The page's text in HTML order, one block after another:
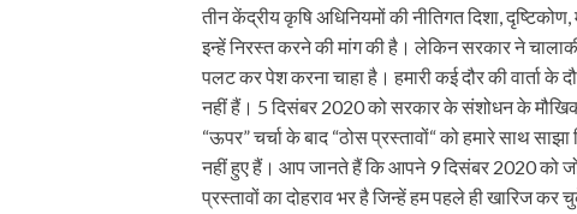
तीन केंद्रीय कृषि अधिनियमों की नीतिगत दिशा,
इन्हें निरस्त करने की मांग की है। लेकिन सरकार ने
पलट कर पेश करना चाहा है। हमारी कई दौर की वार्ता के
नहीं हैं। 5 दिसंबर 2020 को सरकार के संशोधन के
“ऊपर” चर्चा के बाद “ठोस प्रस्तावों“ को हमारे साथ
नहीं हुए हैं। आप जानते हैं कि आपने 9 दिसंबर 2020 को जो
प्रस्तावों का दोहराव भर है जिन्हें हम पहले ही खारिज